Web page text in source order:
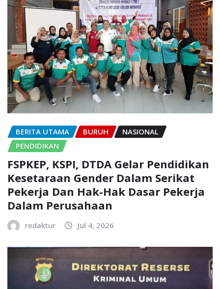
BERITA UTAMA BURUH
NASIONAL
PENDIDIKAN
FSPKEP, KSPI, DTDA Gelar Pendidikan
Kesetaraan Gender Dalam Serikat
Pekerja Dan Hak-Hak Dasar Pekerja
Dalam Perusahaan
redaktur Jul 4, 2026